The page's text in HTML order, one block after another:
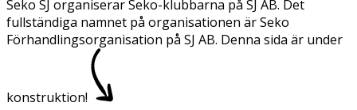
Seko SJ organiserar Seko-klubbarna på SJ AB. Det
fullständiga namnet på organisationen är Seko
Förhandlingsorganisation på SJ AB. Denna sida är under
konstruktion!